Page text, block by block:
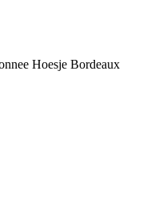
Hoesje Bordeaux